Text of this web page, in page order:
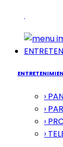
›
›
›
›